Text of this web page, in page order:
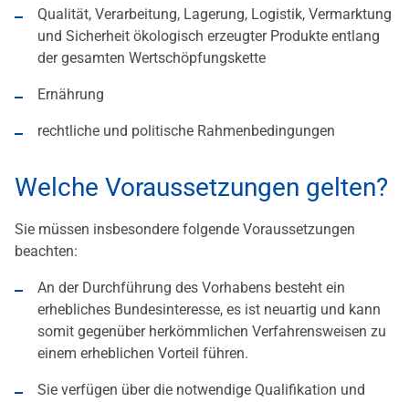
Qualität, Verarbeitung, Lagerung, Logistik, Vermarktung
und Sicherheit ökologisch erzeugter Produkte entlang
der gesamten Wertschöpfungskette
Ernährung
rechtliche und politische Rahmenbedingungen
Welche Voraussetzungen gelten?
Sie müssen insbesondere folgende Voraussetzungen
beachten:
An der Durchführung des Vorhabens besteht ein
erhebliches Bundesinteresse, es ist neuartig und kann
somit gegenüber herkömmlichen Verfahrensweisen zu
einem erheblichen Vorteil führen.
Sie verfügen über die notwendige Qualifikation und